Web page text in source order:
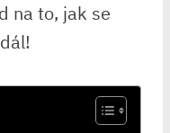
na to, jak se